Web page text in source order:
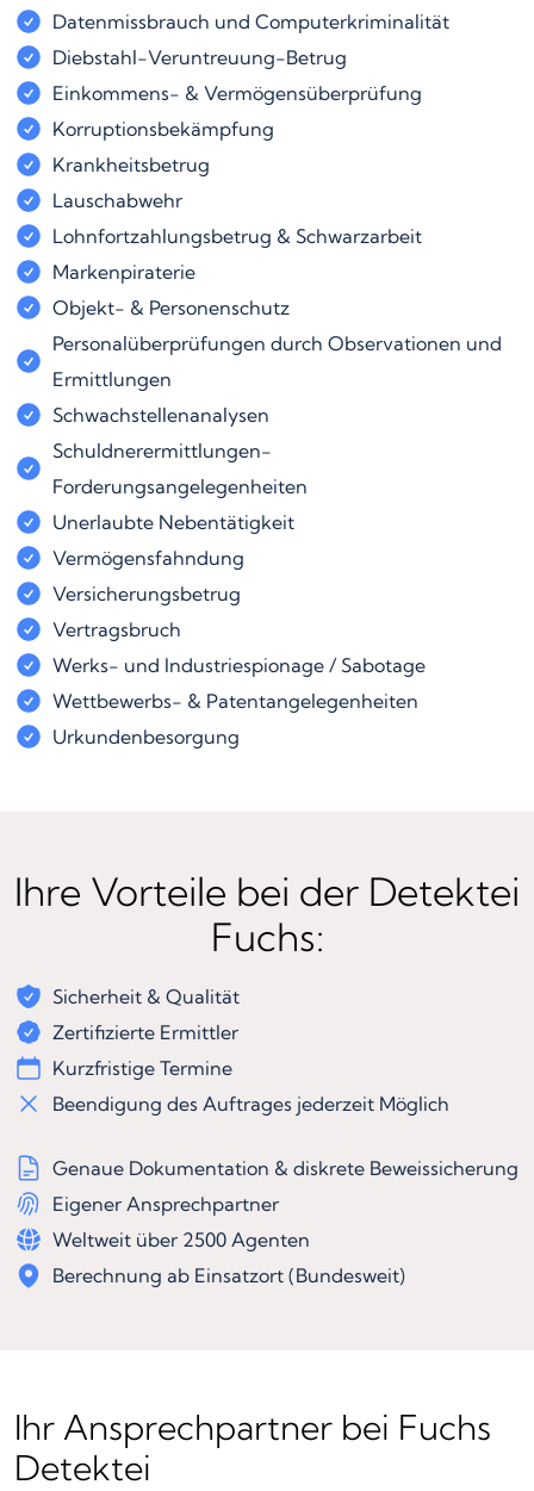
Datenmissbrauch und Computerkriminalität
Diebstahl-Veruntreuung-Betrug
Einkommens- & Vermögensüberprüfung
Korruptionsbekämpfung
Krankheitsbetrug
Lauschabwehr
Lohnfortzahlungsbetrug & Schwarzarbeit
Markenpiraterie
Objekt- & Personenschutz
Personalüberprüfungen durch Observationen und
Ermittlungen
Schwachstellenanalysen
Schuldnerermittlungen-
Forderungsangelegenheiten
Unerlaubte Nebentätigkeit
Vermögensfahndung
Versicherungsbetrug
Vertragsbruch
Werks- und Industriespionage / Sabotage
Wettbewerbs- & Patentangelegenheiten
Urkundenbesorgung
Ihre Vorteile bei der Detektei
Fuchs:
Sicherheit & Qualität
Zertifizierte Ermittler
Kurzfristige Termine
Beendigung des Auftrages jederzeit Möglich
Genaue Dokumentation & diskrete Beweissicherung
Eigener Ansprechpartner
Weltweit über 2500 Agenten
Berechnung ab Einsatzort (Bundesweit)
Ihr Ansprechpartner bei Fuchs
Detektei